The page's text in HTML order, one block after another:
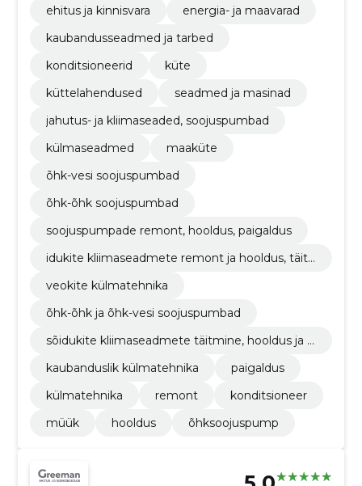
ehitus ja kinnisvara
energia- ja maavarad
kaubandusseadmed ja tarbed
konditsioneerid
küte
küttelahendused
seadmed ja masinad
jahutus- ja kliimaseaded, soojuspumbad
külmaseadmed
maaküte
õhk-vesi soojuspumbad
õhk-õhk soojuspumbad
soojuspumpade remont, hooldus, paigaldus
idukite kliimaseadmete remont ja hooldus, täit
veokite külmatehnika
õhk-õhk ja õhk-vesi soojuspumbad
sõidukite kliimaseadmete täitmine, hooldus ja r
kaubanduslik külmatehnika
paigaldus
külmatehnika
remont
konditsioneer
müük
hooldus õhksoojuspump